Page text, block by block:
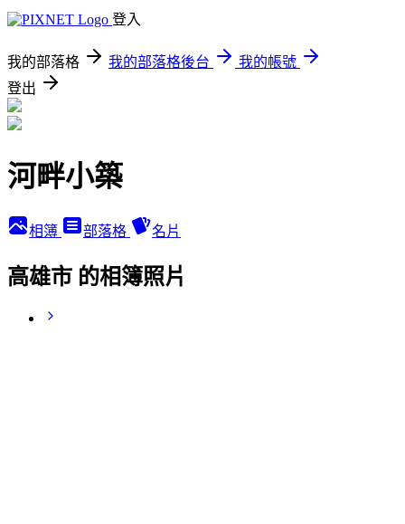
登入
我的部落格 我的部落格後台
我的帳號
登出
河畔小築
相簿 部落格 名片
高雄市 的相簿照片